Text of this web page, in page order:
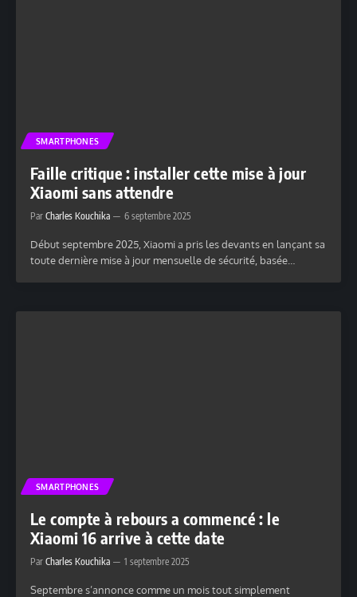
SMARTPHONES
Faille critique : installer cette mise à jour
Xiaomi sans attendre
Par Charles Kouchika 6 septembre 2025
Début septembre 2025, Xiaomi a pris les devants en lançant sa
toute dernière mise à jour mensuelle de sécurité, basée…
SMARTPHONES
Le compte à rebours a commencé : le
Xiaomi 16 arrive à cette date
Par Charles Kouchika 1 septembre 2025
Septembre s’annonce comme un mois tout simplement